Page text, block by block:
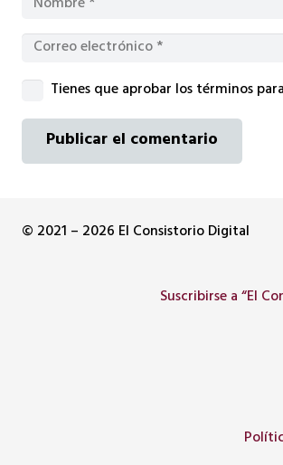
Tienes que aprobar los términos
Publicar el comentario
© 2021 – 2026 El Consistorio Digital
Suscribirse a “El